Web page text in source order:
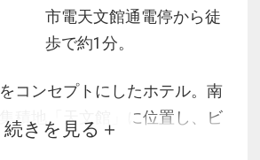
市電天文館通電停から徒
歩で約1分。
コンセプトにしたホテル。南
積地「天文館」に位置し、ビ
に好アクセスです。鹿児島空
続きを見る